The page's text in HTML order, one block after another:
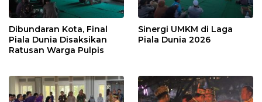
Dibundaran Kota, Final
Piala Dunia Disaksikan
Ratusan Warga Pulpis
Sinergi UMKM di Laga
Piala Dunia 2026